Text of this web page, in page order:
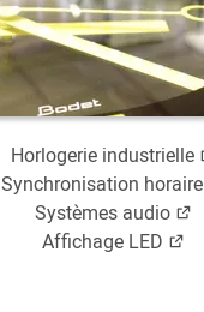
Horlogerie industrielle
Synchronisation horaire
Systèmes audio
Affichage LED